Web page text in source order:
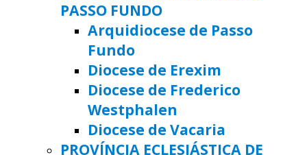
PASSO FUNDO
Arquidiocese de Passo
Fundo
Diocese de Erexim
Diocese de Frederico
Westphalen
Diocese de Vacaria
PROVÍNCIA ECLESIÁSTICA DE